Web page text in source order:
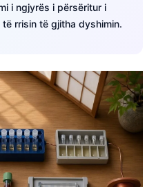
i ngjyrës i përsëritur i
rrisin të gjitha dyshimin.